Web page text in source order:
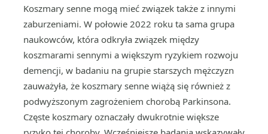
Koszmary senne mogą mieć związek także z innymi
zaburzeniami. W połowie 2022 roku ta sama grupa
naukowców, która odkryła związek między
koszmarami sennymi a większym ryzykiem rozwoju
demencji, w badaniu na grupie starszych mężczyzn
zauważyła, że koszmary senne wiążą się również z
podwyższonym zagrożeniem chorobą Parkinsona.
Częste koszmary oznaczały dwukrotnie większe